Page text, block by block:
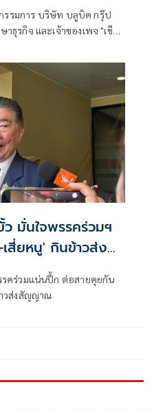
รรมการ บริษัท บลูบิค กรุ๊ป
มั่นใจพรรคร่วมฯ
สี่ยหนู' กินข้าวส่ง
คร่วมแน่นปึ้ก ต่อสายคุยกัน
-เสี่ยหนู' หม่ำข้าวส่งสัญญาณ